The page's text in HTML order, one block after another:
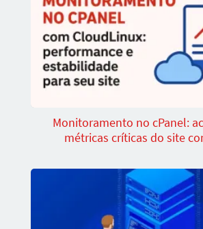
Monitoramento no cPanel:
métricas críticas do site